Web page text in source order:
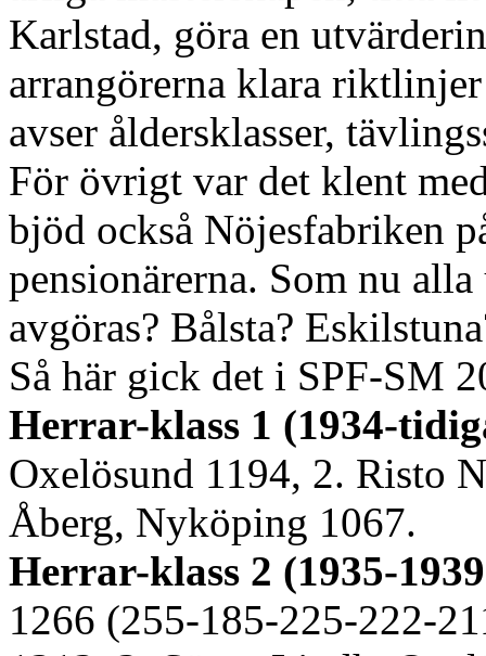
Karlstad, göra en
arrangörerna klara
avser åldersklasser,
För övrigt var det klent
bjöd också Nöjesfabriken
pensionärerna. Som nu
avgöras? Bålsta?
Så här gick det i SPF-SM
Herrar-klass 1 (1934-
Oxelösund 1194, 2. Risto
Åberg, Nyköping 1067.
Herrar-klass 2 (1935-
1266 (255-185-225-222-